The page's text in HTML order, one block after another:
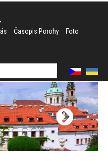
Časopis Porohy Foto